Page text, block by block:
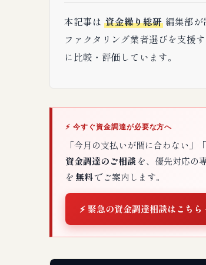
本記事は 資金繰り総研編集部が
ファクタリング業者選びを支援
に比較・評価しています。
⚡ 今すぐ資金調達が必要な方へ
「今月の支払いが間に合わない
資金調達のご相談を、優先対応の
を 無料でご案内します。
⚡ 緊急の資金調達相談はこち